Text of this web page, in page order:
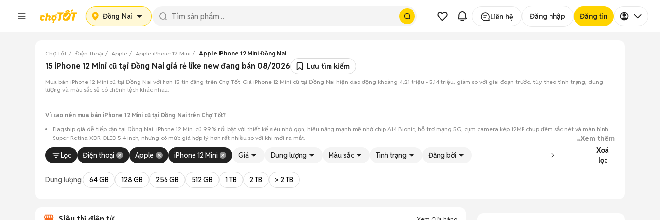
Đồng Nai Liên hệ Đăng nhập Đăng tin
Chợ Tốt Điện thoại Apple Apple iPhone 12 Mini Apple iPhone 12 Mini Đồng Nai
15 iPhone 12 Mini cũ tại Đồng Nai giá rẻ like new đang bán 08/2026 Lưu tìm kiếm
Mua bán iPhone 12 Mini cũ tại Đồng Nai với hơn 15 tin đăng trên Chợ Tốt. Giá iPhone 12 Mini cũ tại Đồng Nai hiện dao động khoảng 4,21 triệu - 5,14 triệu, giảm so với giai đoạn trước, tùy theo tình trạng, dung
lượng và màu sắc sẽ có chênh lệch khác nhau.
Vì sao nên mua bán iPhone 12 Mini cũ tại Đồng Nai trên Chợ Tốt?
Flagship giá dễ tiếp cận tại Đồng Nai: iPhone 12 Mini cũ 99% nổi bật với thiết kế siêu nhỏ gọn, hiệu năng mạnh mẽ nhờ chip A14 Bionic, hỗ trợ mạng 5G, cụm camera kép 12MP chụp đêm sắc nét và màn hình
Super Retina XDR OLED 5.4 inch, nhưng có mức giá hợp lý hơn rất nhiều so với khi mới ra mắt.
Nguồn lựa chọn phong phú: Hơn 15 tin đăng tại Đồng Nai, tập trung nhiều ở TP Biên Hòa, TP Long Khánh… với các phiên bản 64GB, 128GB, 256GB và các màu Đen, Trắng, Đỏ, Xanh lá, Xanh dương, Tím.
Mua bán nhanh chóng: Giao dịch trực tiếp, ít thủ tục, chốt nhanh khi hai bên đồng ý.
...Xem thêm
Lọc
Điện thoại Apple iPhone 12 Mini Giá Dung lượng Màu sắc Tình trạng Đăng bởi
Xoá
lọc
Dung lượng: 64 GB 128 GB 256 GB 512 GB 1 TB 2 TB > 2 TB